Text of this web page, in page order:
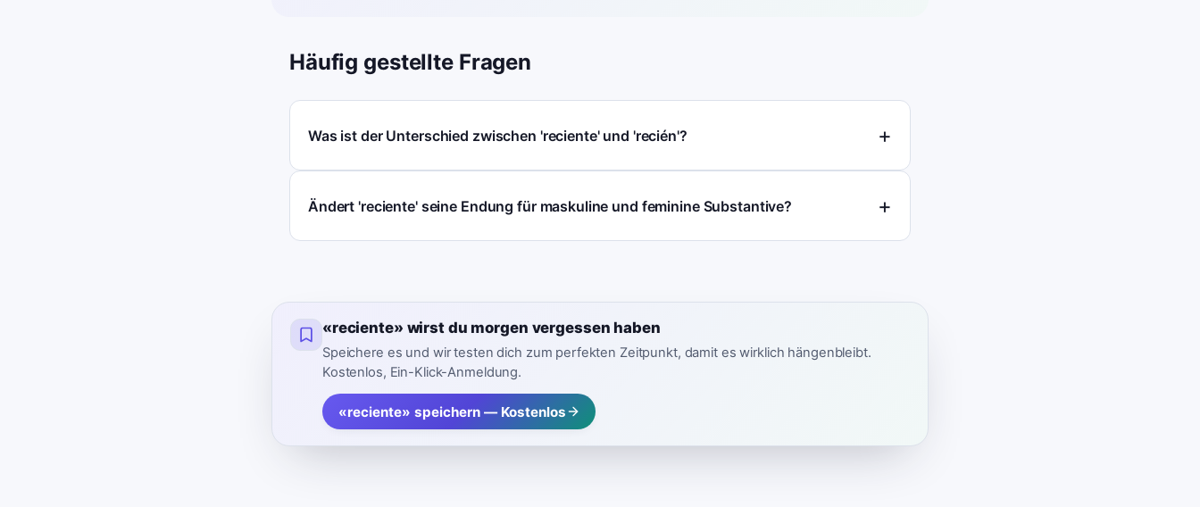
Häufig gestellte Fragen
Was ist der Unterschied zwischen 'reciente' und 'recién'?
Ändert 'reciente' seine Endung für maskuline und feminine Substantive?
«reciente» wirst du morgen vergessen haben
Speichere es und wir testen dich zum perfekten Zeitpunkt, damit es wirklich hängenbleibt.
Kostenlos, Ein-Klick-Anmeldung.
«reciente» speichern — Kostenlos